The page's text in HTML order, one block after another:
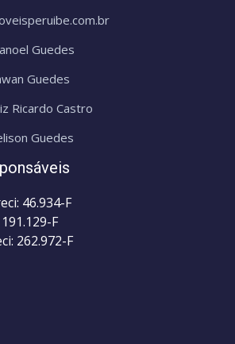
Guedes
Guedes
Ricardo Castro
Guedes
46.934-F
F
262.972-F